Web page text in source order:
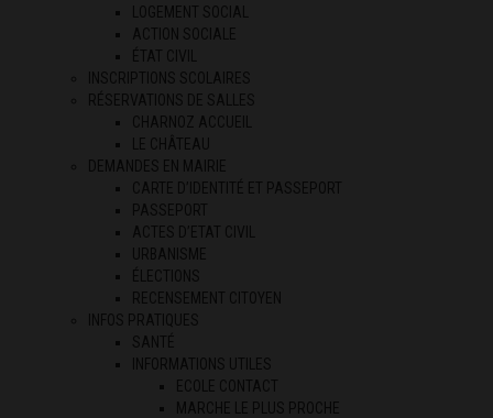
LOGEMENT SOCIAL
ACTION SOCIALE
ÉTAT CIVIL
INSCRIPTIONS SCOLAIRES
RÉSERVATIONS DE SALLES
CHARNOZ ACCUEIL
LE CHÂTEAU
DEMANDES EN MAIRIE
CARTE D’IDENTITÉ ET PASSEPORT
PASSEPORT
ACTES D’ETAT CIVIL
URBANISME
ÉLECTIONS
RECENSEMENT CITOYEN
INFOS PRATIQUES
SANTÉ
INFORMATIONS UTILES
ECOLE CONTACT
MARCHE LE PLUS PROCHE